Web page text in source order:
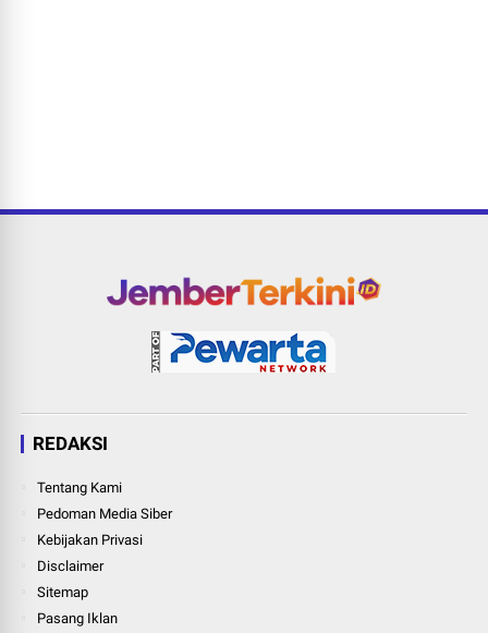
REDAKSI
Tentang Kami
Pedoman Media Siber
Kebijakan Privasi
Disclaimer
Sitemap
Pasang Iklan